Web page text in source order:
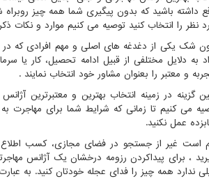
داشته باشید که بدون پیگیری شما همه چیز
نظر را انتخاب کنید توصیه می کنیم موارد و نکات
شک یکی از دغدغه های اصلی و مهم افرادی که
به دلایل مختلفی از قبیل ادامه تحصیل، کار یا
و معتبر را بعنوان مشاور خود انتخاب نمایند .
گزینه در زمینه انتخاب بهترین و معتبرترین
می کنیم تا زمانی که شرایط شما برای مهاجرت
عمل نکنید.
است غیر از جستجو در فضای مجازی، کسب اطلاع
، برای پیداکردن رزومه درخشان یک آژانس
ندارد همه چیز را فدای عجله خودتان کنید. به